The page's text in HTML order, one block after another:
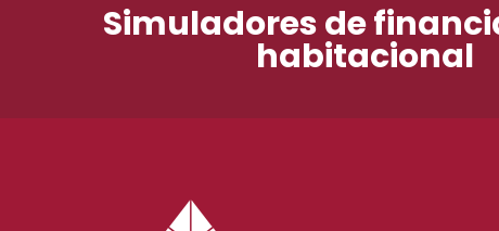
Simuladores de
habitacional